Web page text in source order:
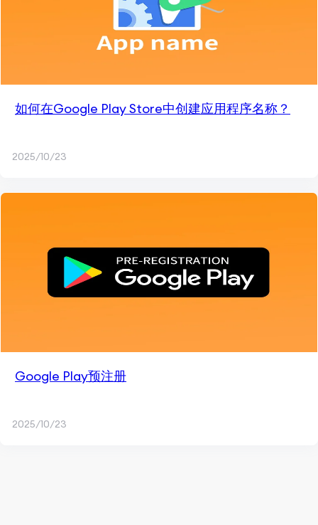
如何在Google Play Store中创建应用程序名称？
2025/10/23
Google Play预注册
2025/10/23